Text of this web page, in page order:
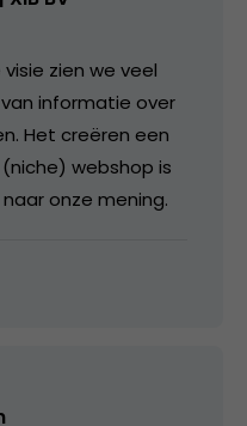
zien we veel
informatie over
Het creëren een
webshop is
onze mening.